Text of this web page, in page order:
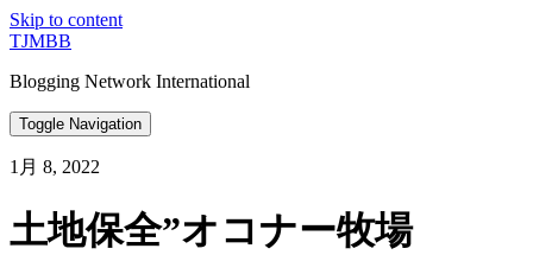
Skip to content
TJMBB
Blogging Network International
Toggle Navigation
1月 8, 2022
土地保全”オコナー牧場